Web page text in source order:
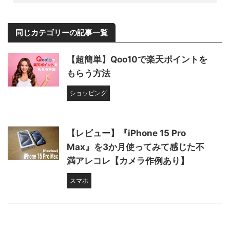
同じカテゴリーの記事一覧
【超簡単】Qoo10で楽天ポイントを
もらう方法
ショッピング
【レビュー】『iPhone 15 Pro
Max』を3か月使ってみて感じた不
満アレコレ【カメラ作例あり】
スマホ